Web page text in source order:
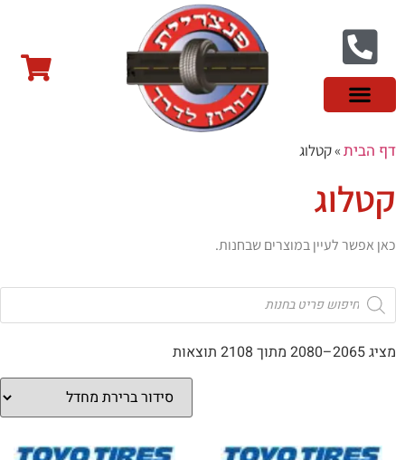
דף הבית»קטלוג
קטלוג
כאן אפשר לעיין במוצרים שבחנות.
מציג 2065–2080 מתוך 2108 תוצאות